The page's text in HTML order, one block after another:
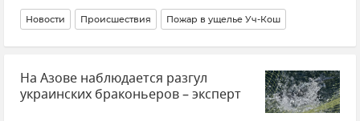
Новости Происшествия Пожар в ущелье Уч-Кош
На Азове наблюдается разгул
украинских браконьеров – эксперт